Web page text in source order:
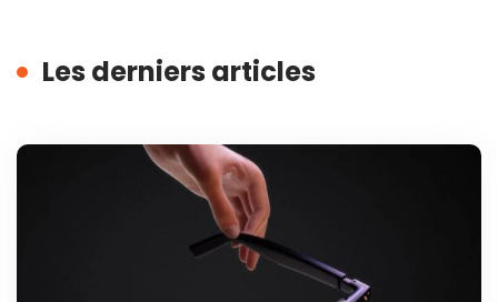
Les derniers articles